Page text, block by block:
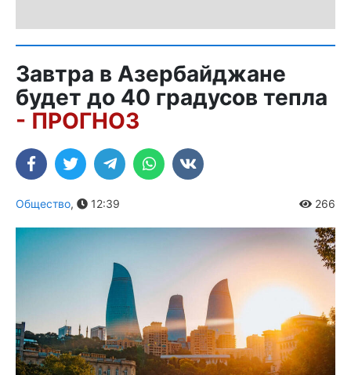
Завтра в Азербайджане
будет до 40 градусов тепла
- ПРОГНОЗ
Общество, 12:39 266